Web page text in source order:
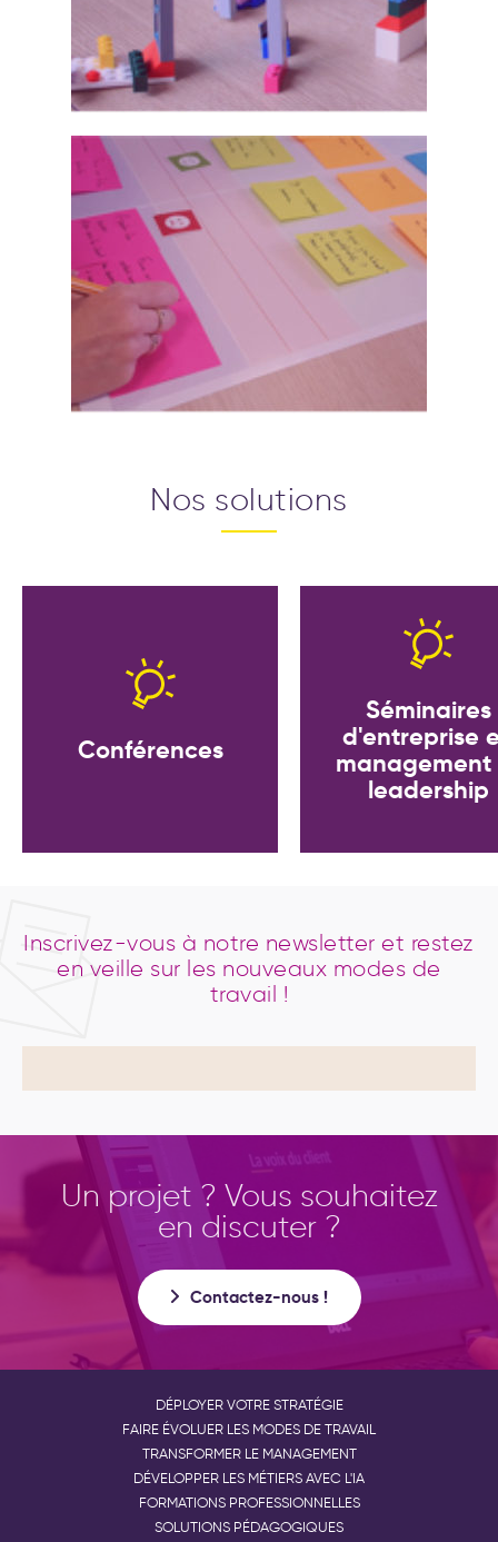
Nos solutions
Conférences
Séminaires
d'entreprise
management
leadership
Inscrivez-vous à notre newsletter et restez
en veille sur les nouveaux modes de
travail !
Un projet ? Vous souhaitez
en discuter ?
Contactez-nous !
DÉPLOYER VOTRE STRATÉGIE
FAIRE ÉVOLUER LES MODES DE TRAVAIL
TRANSFORMER LE MANAGEMENT
DÉVELOPPER LES MÉTIERS AVEC L'IA
FORMATIONS PROFESSIONNELLES
SOLUTIONS PÉDAGOGIQUES